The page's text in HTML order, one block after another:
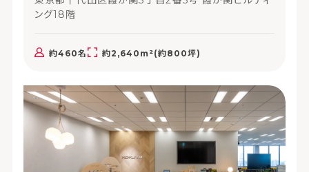
ング18階
約460名 約2,640m²(約800坪)